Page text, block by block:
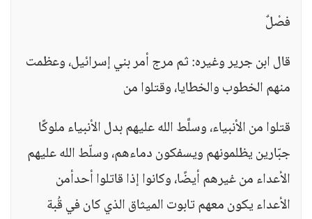
فصْلٌ
قال ابن جرير وغيره: ثم مرج أمر بني إسرائيل، وعظمت
منهم الخطوب والخطايا، وقتلوا من
قتلوا من الأنبياء، وسلَّط الله عليهم بدل الأنبياء ملوكًا
جبّارين يظلمونهم ويسفكون دماءهم، وسلّط الله عليهم
الأعداء من غيرهم أيضًا، وكانوا إذا قاتلوا أحدأمن
الأعداء يكون معهم تابوت الميثاق الذي كان في قُبة